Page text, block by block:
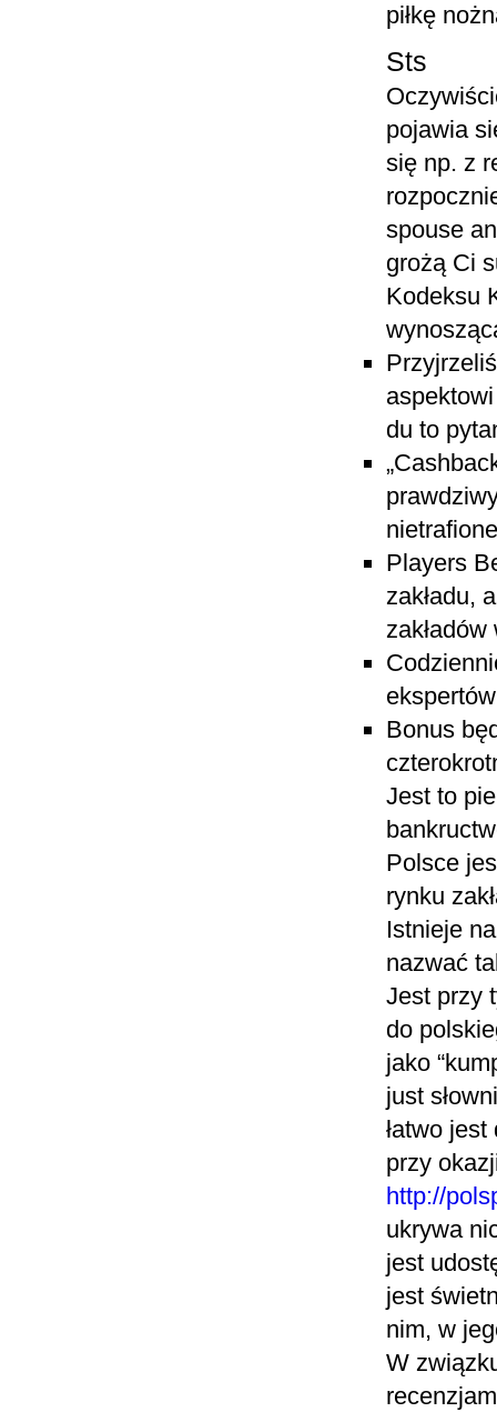
piłkę
Sts
pojawia
się np. z
spouse
grożą Ci
Kodeksu
du to
Players
zakładu,
zakładów
Bonus
Jest to
Polsce
rynku
Istnieje
nazwać
Jest przy
do
jako
just
łatwo
przy
http://
ukrywa
jest
jest
nim, w
W